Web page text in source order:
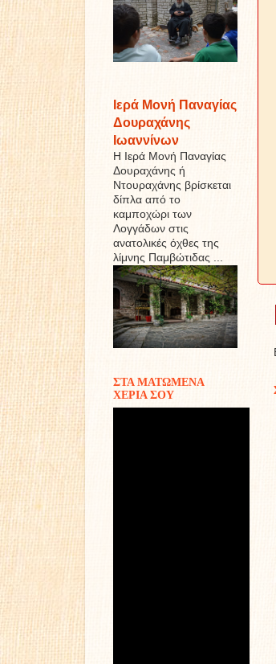
Ιερά Μονή Παναγίας
Δουραχάνης
Ιωαννίνων
Η Ιερά Μονή Παναγίας
Δουραχάνης ή
Ντουραχάνης βρίσκεται
δίπλα από το
καμποχώρι των
Λογγάδων στις
ανατολικές όχθες της
λίμνης Παμβώτιδας ...
ΣΤΑ ΜΑΤΩΜΕΝΑ
ΧΕΡΙΑ ΣΟΥ